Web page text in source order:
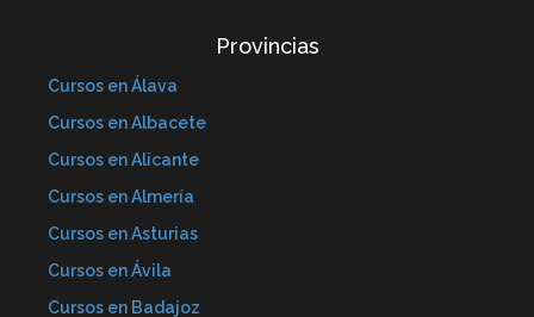
Provincias
Cursos en Álava
Cursos en Albacete
Cursos en Alicante
Cursos en Almería
Cursos en Asturias
Cursos en Ávila
Cursos en Badajoz